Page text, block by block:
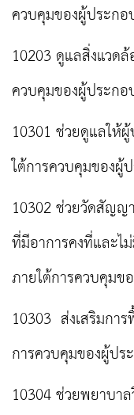
ควบคุมของผู้ประก
10203 ดูแลสิ่งแวด
ควบคุมของผู้ประก
10301 ช่วยดูแลให้
ใต้การควบคุมของ
10302 ช่วยวัดสัญ
ที่มีอาการคงที่และไ
ภายใต้การควบคุม
10303 ส่งเสริมกา
การควบคุมของผู้ป
10304 ช่วยพยาบา